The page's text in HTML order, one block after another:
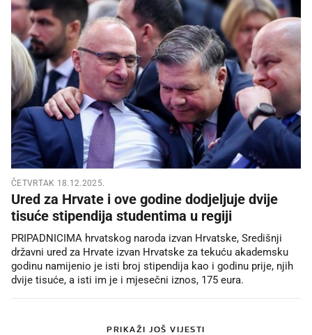
ČETVRTAK 18.12.2025.
Ured za Hrvate i ove godine dodjeljuje dvije
tisuće stipendija studentima u regiji
PRIPADNICIMA hrvatskog naroda izvan Hrvatske, Središnji
državni ured za Hrvate izvan Hrvatske za tekuću akademsku
godinu namijenio je isti broj stipendija kao i godinu prije, njih
dvije tisuće, a isti im je i mjesečni iznos, 175 eura.
PRIKAŽI JOŠ VIJESTI